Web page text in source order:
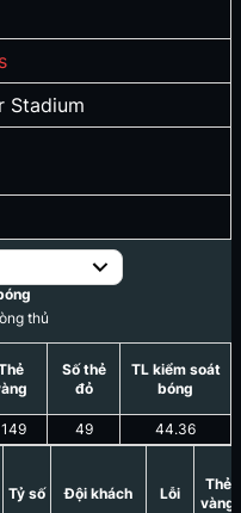
Stadium
thủ
Số thẻ
đỏ
49
TL kiểm soát
bóng
44.36
Tỷ số Đội khách Lỗi
Thẻ
vàng